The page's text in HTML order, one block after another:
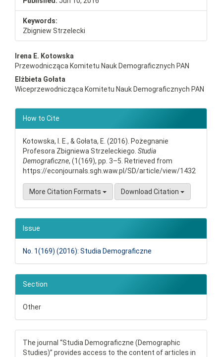
Keywords:
Zbigniew Strzelecki
Main
Article
Content
Irena E. Kotowska
Przewodnicząca Komitetu Nauk Demograficznych PAN
Elżbieta Gołata
Wiceprzewodnicząca Komitetu Nauk Demograficznych PAN
Article
Details
How to Cite
Kotowska, I. E., & Gołata, E. (2016). Pożegnanie
Profesora Zbigniewa Strzeleckiego. Studia
Demograficzne, (1(169), pp. 3–5. Retrieved from
https://econjournals.sgh.waw.pl/SD/article/view/1432
More Citation Formats Download Citation
Issue
No. 1(169) (2016): Studia Demograficzne
Section
Other
The journal “Studia Demograficzne (Demographic
Studies)” provides access to the content of articles in